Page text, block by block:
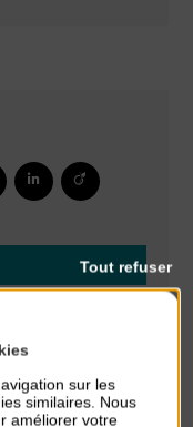
sur les
similaires. Nous
améliorer votre
Tout refuser